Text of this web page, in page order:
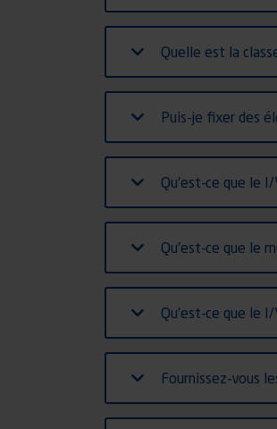
Quelle est la
Puis-je fixer des
Qu’est-ce que le I/
Qu’est-ce que le
Qu’est-ce que le
Fournissez-vous